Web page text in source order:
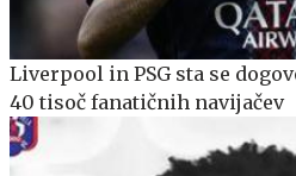
Liverpool in PSG sta se
40 tisoč fanatičnih navijačev